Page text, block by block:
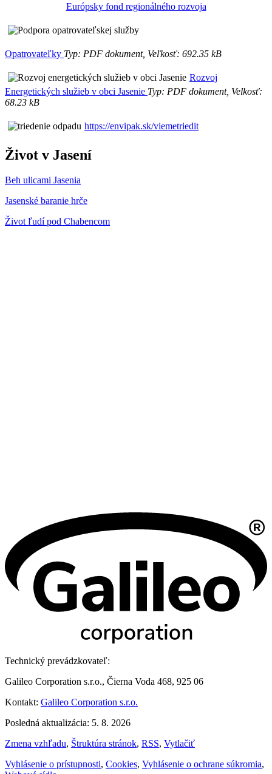
Európsky fond regionálného rozvoja
Opatrovateľky Typ: PDF dokument, Veľkosť: 692.35 kB
Rozvoj
Energetických služieb v obci Jasenie Typ: PDF dokument, Velkosť:
68.23 kB
https://envipak.sk/viemetriedit
Život v Jasení
Beh ulicami Jasenia
Jasenské baranie hrče
Život ľudí pod Chabencom
Technický prevádzkovateľ:
Galileo Corporation s.r.o., Čierna Voda 468, 925 06
Kontakt: Galileo Corporation s.r.o.
Posledná aktualizácia: 5. 8. 2026
Zmena vzhľadu, Štruktúra stránok, RSS, Vytlačiť
Vyhlásenie o prístupnosti, Cookies, Vyhlásenie o ochrane súkromia,